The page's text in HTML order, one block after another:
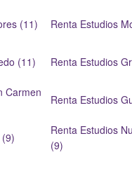
(11) Renta Estudios
(11) Renta Estudios
Carmen
Renta Estudios
Renta Estudios
(9)